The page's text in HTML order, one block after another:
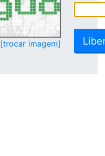
[trocar imagem]